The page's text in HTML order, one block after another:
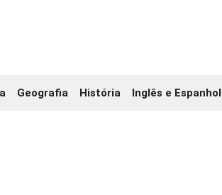
Geografia História Inglês e Espanhol